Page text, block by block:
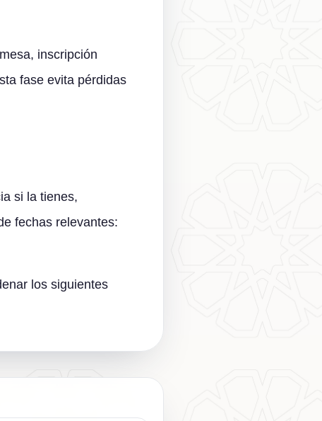
inscripción
fase evita pérdidas
si la tienes,
fechas relevantes:
los siguientes